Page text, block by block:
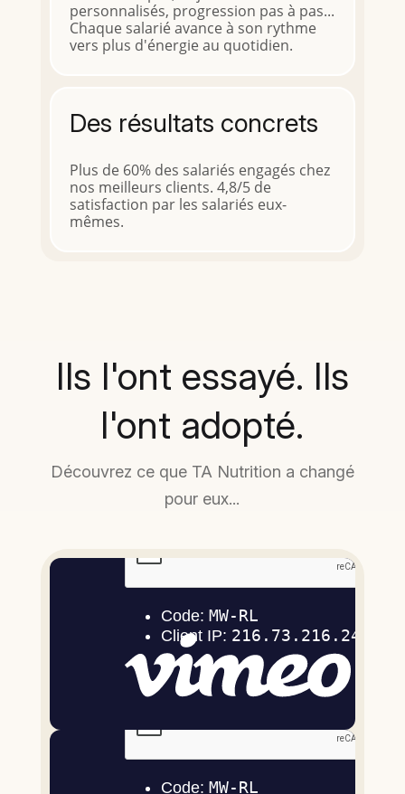
personnalisés, progression pas à pas...
Chaque salarié avance à son rythme
vers plus d'énergie au quotidien.
Des résultats concrets
Plus de 60% des salariés engagés chez
nos meilleurs clients. 4,8/5 de
satisfaction par les salariés eux-
mêmes.
Ils l'ont essayé. Ils
l'ont adopté.
Découvrez ce que TA Nutrition a changé
pour eux...